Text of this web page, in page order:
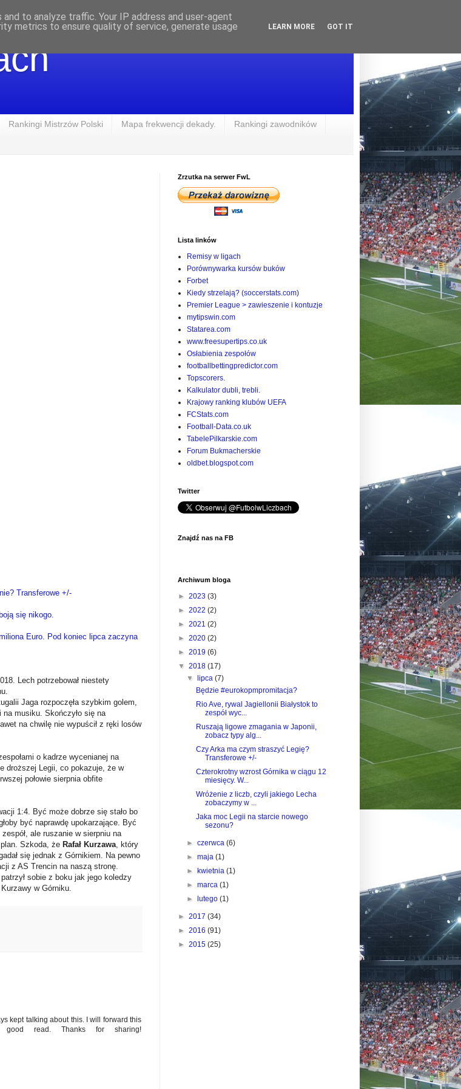
Rankingi Mistrzów Polski Mapa frekwencji dekady. Rankingi zawodników
Transferowe +/-
się nikogo.
Euro. Pod koniec lipca zaczyna
Lech potrzebował niestety
Jaga rozpoczęła szybkim golem,
na musiku. Skończyło się na
na chwilę nie wypuścił z ręki losów
o kadrze wycenianej na
droższej Legii, co pokazuje, że w
połowie sierpnia obfite
1:4. Być może dobrze się stało bo
być naprawdę upokarzające. Być
ale ruszanie w sierpniu na
Szkoda, że Rafał Kurzawa, który
się jednak z Górnikiem. Na pewno
z AS Trencin na naszą stronę.
sobie z boku jak jego koledzy
w Górniku.
kept talking about this. I will forward this
read. Thanks for sharing!
Zrzutka na serwer FwL
Lista linków
Remisy w ligach
Porównywarka kursów buków
Forbet
Kiedy strzelają? (soccerstats.com)
Premier League > zawieszenie i kontuzje
mytipswin.com
Statarea.com
www.freesupertips.co.uk
Osłabienia zespołów
footballbettingpredictor.com
Topscorers.
Kalkulator dubli, trebli.
Krajowy ranking klubów UEFA
FCStats.com
Football-Data.co.uk
TabelePilkarskie.com
Forum Bukmacherskie
oldbet.blogspot.com
Twitter
Znajdź nas na FB
Archiwum bloga
► 2023 (3)
► 2022 (2)
► 2021 (2)
► 2020 (2)
► 2019 (6)
▼ 2018 (17)
▼lipca(7)
Będzie #eurokopmpromitacja?
Rio Ave, rywal Jagiellonii Białystok to
zespół wyc...
Ruszają ligowe zmagania w Japonii,
zobacz typy alg...
Czy Arka ma czym straszyć Legię?
Transferowe +/-
Czterokrotny wzrost Górnika w ciągu 12
miesięcy. W...
Wróżenie z liczb, czyli jakiego Lecha
zobaczymy w ...
Jaka moc Legii na starcie nowego
sezonu?
►czerwca(6)
►maja(1)
►kwietnia(1)
►marca(1)
►lutego(1)
► 2017 (34)
► 2016 (91)
► 2015 (25)
to analyze traffic. Your IP address and user-agent
metrics to ensure quality of service, generate usage
LEARN MORE GOT IT